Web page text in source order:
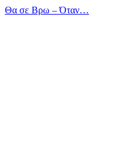
Θα σε Βρω – Όταν…